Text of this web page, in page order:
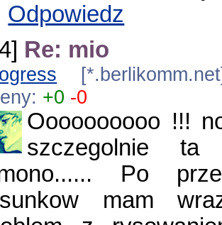
Odpowiedz
Re: mio
+0 -0
Oooooooooo !!!
szczegolnie
Po
mam